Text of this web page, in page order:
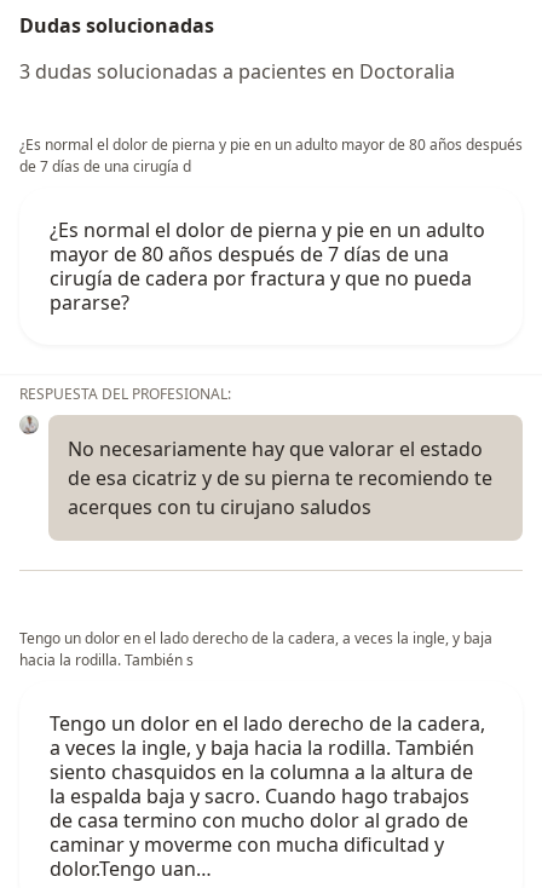
Dudas solucionadas
3 dudas solucionadas a pacientes en Doctoralia
¿Es normal el dolor de pierna y pie en un adulto mayor de 80 años después
de 7 días de una cirugía d
¿Es normal el dolor de pierna y pie en un adulto
mayor de 80 años después de 7 días de una
cirugía de cadera por fractura y que no pueda
pararse?
RESPUESTA DEL PROFESIONAL:
No necesariamente hay que valorar el estado
de esa cicatriz y de su pierna te recomiendo te
acerques con tu cirujano saludos
Tengo un dolor en el lado derecho de la cadera, a veces la ingle, y baja
hacia la rodilla. También s
Tengo un dolor en el lado derecho de la cadera,
a veces la ingle, y baja hacia la rodilla. También
siento chasquidos en la columna a la altura de
la espalda baja y sacro. Cuando hago trabajos
de casa termino con mucho dolor al grado de
caminar y moverme con mucha dificultad y
dolor.Tengo uan…